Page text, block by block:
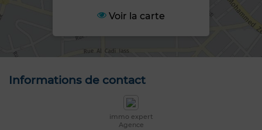
Voir la carte
Informations de contact
immo expert
Agence